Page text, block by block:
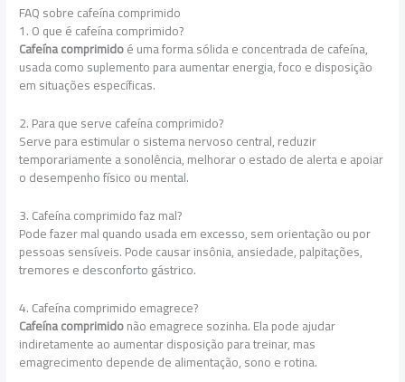
FAQ sobre cafeína comprimido
1. O que é cafeína comprimido?
Cafeína comprimidoé uma forma sólida e concentrada de cafeína,
usada como suplemento para aumentar energia, foco e disposição
em situações específicas.
2. Para que serve cafeína comprimido?
Serve para estimular o sistema nervoso central, reduzir
temporariamente a sonolência, melhorar o estado de alerta e apoiar
o desempenho físico ou mental.
3. Cafeína comprimido faz mal?
Pode fazer mal quando usada em excesso, sem orientação ou por
pessoas sensíveis. Pode causar insônia, ansiedade, palpitações,
tremores e desconforto gástrico.
4. Cafeína comprimido emagrece?
Cafeína comprimidonão emagrece sozinha. Ela pode ajudar
indiretamente ao aumentar disposição para treinar, mas
emagrecimento depende de alimentação, sono e rotina.